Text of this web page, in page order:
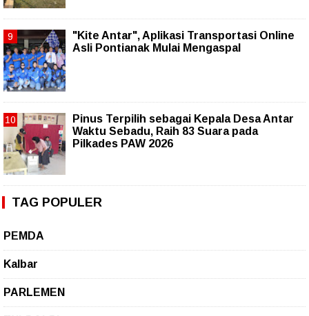
"Kite Antar", Aplikasi Transportasi Online
Asli Pontianak Mulai Mengaspal
Pinus Terpilih sebagai Kepala Desa Antar
Waktu Sebadu, Raih 83 Suara pada
Pilkades PAW 2026
TAG POPULER
PEMDA
Kalbar
PARLEMEN